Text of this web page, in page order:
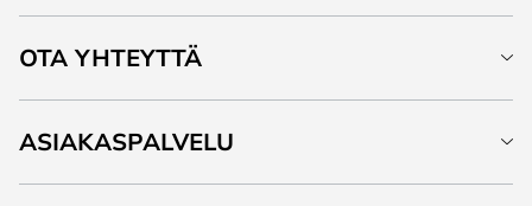
OTA YHTEYTTÄ
ASIAKASPALVELU